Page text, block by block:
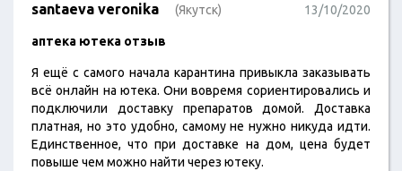
santaeva veronika (Якутск) 13/10/2020
аптека ютека отзыв
Я ещё с самого начала карантина привыкла заказывать
всё онлайн на ютека. Они вовремя сориентировались и
подключили доставку препаратов домой. Доставка
платная, но это удобно, самому не нужно никуда идти.
Единственное, что при доставке на дом, цена будет
повыше чем можно найти через ютеку.